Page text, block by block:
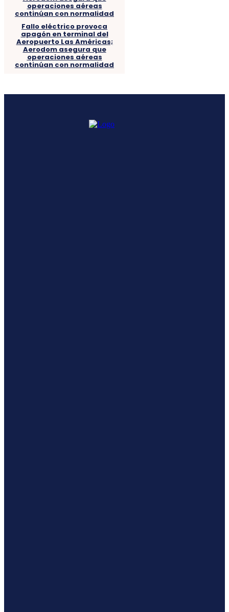
Fallo eléctrico provoca
apagón en terminal del
Aeropuerto Las Américas;
Aerodom asegura que
operaciones aéreas
continúan con normalidad